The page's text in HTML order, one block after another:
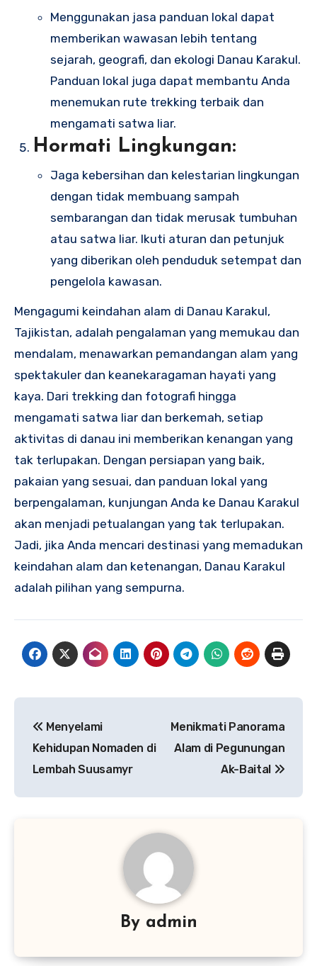
Menggunakan jasa panduan lokal dapat
memberikan wawasan lebih tentang
sejarah, geografi, dan ekologi Danau Karakul.
Panduan lokal juga dapat membantu Anda
menemukan rute trekking terbaik dan
mengamati satwa liar.
Hormati Lingkungan:
Jaga kebersihan dan kelestarian lingkungan
dengan tidak membuang sampah
sembarangan dan tidak merusak tumbuhan
atau satwa liar. Ikuti aturan dan petunjuk
yang diberikan oleh penduduk setempat dan
pengelola kawasan.
Mengagumi keindahan alam di Danau Karakul,
Tajikistan, adalah pengalaman yang memukau dan
mendalam, menawarkan pemandangan alam yang
spektakuler dan keanekaragaman hayati yang
kaya. Dari trekking dan fotografi hingga
mengamati satwa liar dan berkemah, setiap
aktivitas di danau ini memberikan kenangan yang
tak terlupakan. Dengan persiapan yang baik,
pakaian yang sesuai, dan panduan lokal yang
berpengalaman, kunjungan Anda ke Danau Karakul
akan menjadi petualangan yang tak terlupakan.
Jadi, jika Anda mencari destinasi yang memadukan
keindahan alam dan ketenangan, Danau Karakul
adalah pilihan yang sempurna.
pos
Menyelami
Kehidupan Nomaden di
Lembah Suusamyr
Menikmati Panorama
Alam di Pegunungan
Ak-Baital
By admin